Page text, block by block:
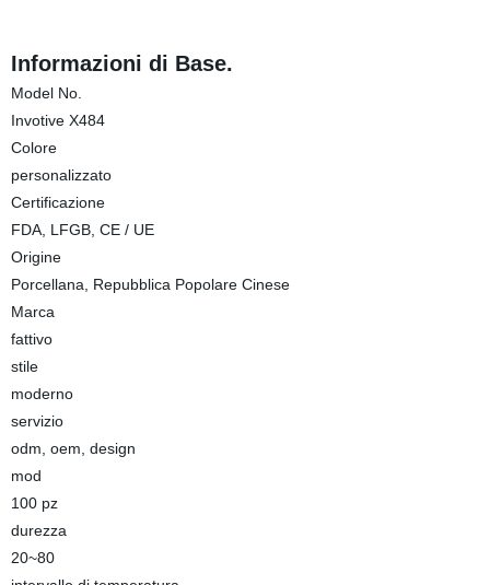
Informazioni di Base.
Model No.
Invotive X484
Colore
personalizzato
Certificazione
FDA, LFGB, CE / UE
Origine
Porcellana, Repubblica Popolare Cinese
Marca
fattivo
stile
moderno
servizio
odm, oem, design
mod
100 pz
durezza
20~80